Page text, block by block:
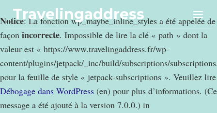
Notice: La fonction wp_maybe_inline_styles a été appelée de
façon incorrecte. Impossible de lire la clé « path » dont la
valeur est « https://www.travelingaddress.fr/wp-
content/plugins/jetpack/_inc/build/subscriptions/
pour la feuille de style « jetpack-subscriptions ». Veuillez lire
Débogage dans WordPress (en) pour plus d’informations. (Ce
message a été ajouté à la version 7.0.0.) in
Travelingaddress